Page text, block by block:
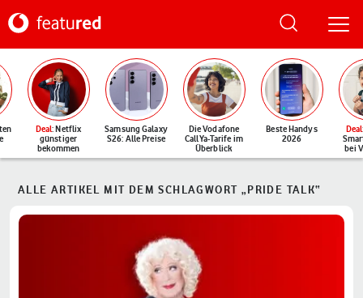
Deal: Netflix
günstiger
bekommen
Samsung Galaxy
S26: Alle Preise
Die Vodafone
CallYa-Tarife im
Überblick
Beste Handys
2026
Deal
bei
ALLE ARTIKEL MIT DEM SCHLAGWORT „PRIDE TALK“